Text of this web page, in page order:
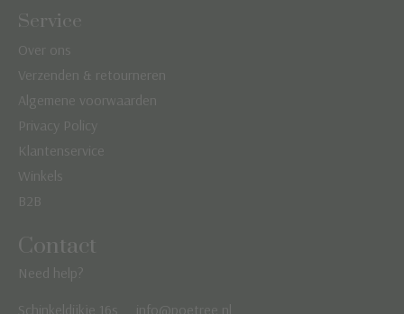
Service
Over ons
Verzenden & retourneren
Algemene voorwaarden
Privacy Policy
Klantenservice
Winkels
B2B
Contact
Need help?
Schinkeldijkje 16s info@poetree.nl